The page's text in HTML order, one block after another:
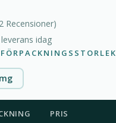
Recensioner)
idag
PRIS